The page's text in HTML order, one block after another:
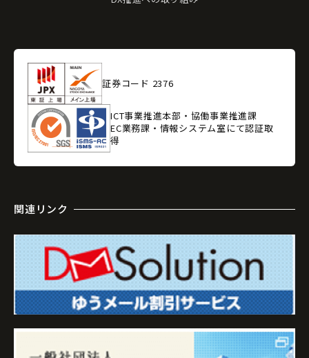
証券コード 2376
ICT事業推進本部・協働事業推進課
EC業務課・情報システム室にて認証取
得
関連リンク